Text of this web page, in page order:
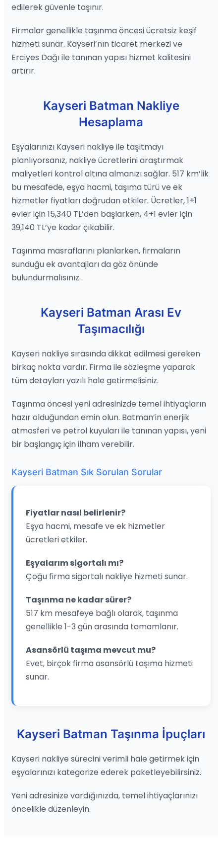
edilerek güvenle taşınır.
Firmalar genellikle taşınma öncesi ücretsiz keşif
hizmeti sunar. Kayseri’nın ticaret merkezi ve
Erciyes Dağı ile tanınan yapısı hizmet kalitesini
artırır.
Kayseri Batman Nakliye
Hesaplama
Eşyalarınızı Kayseri nakliye ile taşıtmayı
planlıyorsanız, nakliye ücretlerini araştırmak
maliyetleri kontrol altına almanızı sağlar. 517 km’lik
bu mesafede, eşya hacmi, taşıma türü ve ek
hizmetler fiyatları doğrudan etkiler. Ücretler, 1+1
evler için 15,340 TL’den başlarken, 4+1 evler için
39,140 TL’ye kadar çıkabilir.
Taşınma masraflarını planlarken, firmaların
sunduğu ek avantajları da göz önünde
bulundurmalısınız.
Kayseri Batman Arası Ev
Taşımacılığı
Kayseri nakliye sırasında dikkat edilmesi gereken
birkaç nokta vardır. Firma ile sözleşme yaparak
tüm detayları yazılı hale getirmelisiniz.
Taşınma öncesi yeni adresinizde temel ihtiyaçların
hazır olduğundan emin olun. Batman’in enerjik
atmosferi ve petrol kuyuları ile tanınan yapısı, yeni
bir başlangıç için ilham verebilir.
Kayseri Batman Sık Sorulan Sorular
Fiyatlar nasıl belirlenir?
Eşya hacmi, mesafe ve ek hizmetler
ücretleri etkiler.
Eşyalarım sigortalı mı?
Çoğu firma sigortalı nakliye hizmeti sunar.
Taşınma ne kadar sürer?
517 km mesafeye bağlı olarak, taşınma
genellikle 1-3 gün arasında tamamlanır.
Asansörlü taşıma mevcut mu?
Evet, birçok firma asansörlü taşıma hizmeti
sunar.
Kayseri Batman Taşınma İpuçları
Kayseri nakliye sürecini verimli hale getirmek için
eşyalarınızı kategorize ederek paketleyebilirsiniz.
Yeni adresinize vardığınızda, temel ihtiyaçlarınızı
öncelikle düzenleyin.